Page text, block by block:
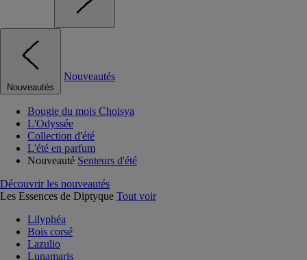
Nouveautés
Nouveautés
Bougie du mois Choisya
L'Odyssée
Collection d'été
L'été en parfum
Nouveauté Senteurs d'été
Découvrir les nouveautés
Les Essences de Diptyque Tout voir
Lilyphéa
Bois corsé
Lazulio
Lunamaris